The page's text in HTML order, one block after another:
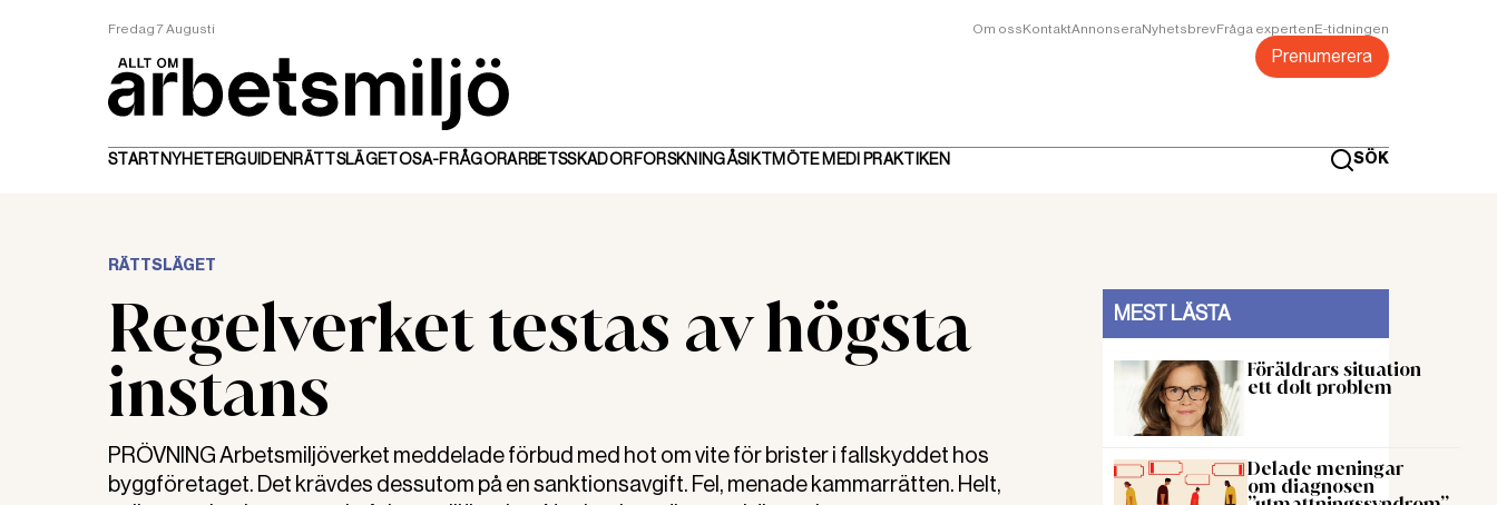
Fredag 7 Augusti Om ossKontaktAnnonseraNyhetsbrevFråga expertenE-tidningen
Prenumerera
STARTNYHETERGUIDEN RÄTTSLÄGETOSA-FRÅGORARBETSSKADORFORSKNINGÅSIKTMÖTE MED I PRAKTIKEN SÖK
RÄTTSLÄGET
Regelverket testas av högsta
instans
PRÖVNING Arbetsmiljöverket meddelade förbud med hot om vite för brister i fallskyddet hos
byggföretaget. Det krävdes dessutom på en sanktionsavgift. Fel, menade kammarrätten. Helt,
MEST LÄSTA
Föräldrars situation
ett dolt problem
Delade meningar
om diagnosen